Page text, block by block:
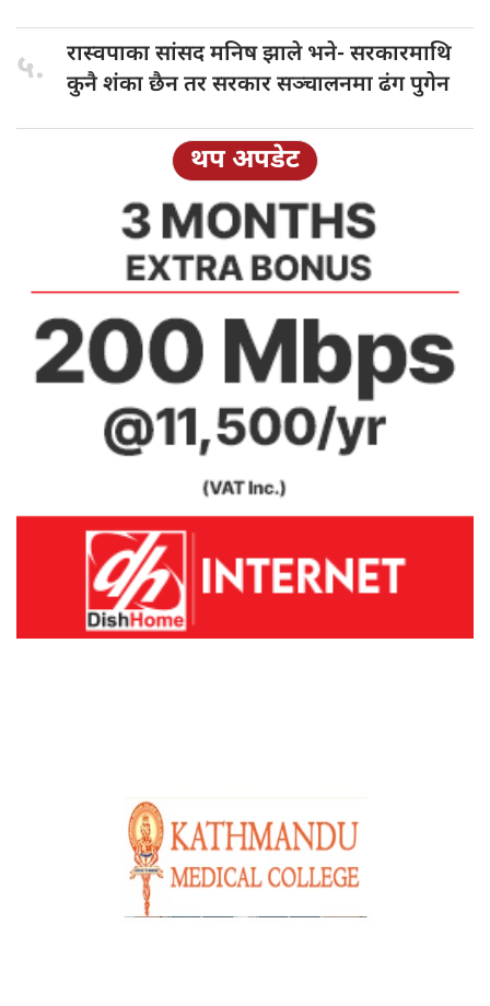
५. रास्वपाका सांसदमनिष झाले भने- सरकारमाथि
कुनै शंका छैन तर सरकार सञ्चालनमा ढंग पुगेन
थप अपडेट